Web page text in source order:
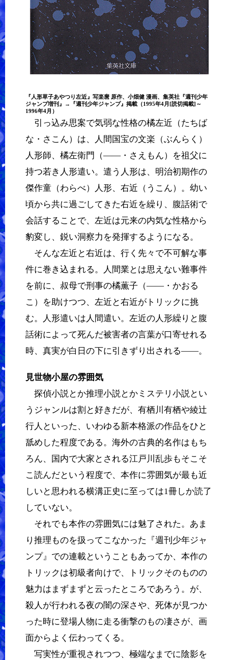
『人形草子あやつり左近 』 写楽麿 原作、 小畑健 漫画、集英社『週刊少年
ジャンプ増刊』→『週刊少年ジャンプ』掲載（1995年4月[読切掲載]～
1996年4月）
引っ込み思案で気弱な性格の橘左近（たちば
な・さこん）は、人間国宝の文楽（ぶんらく）
人形師、橘左衛門（――・さえもん）を祖父に
持つ若き人形遣い。遣う人形は、明治初期作の
傑作童（わらべ）人形、右近（うこん）。幼い
頃から共に過ごしてきた右近を繰り、腹話術で
会話することで、左近は元来の内気な性格から
豹変し、鋭い洞察力を発揮するようになる。
そんな左近と右近は、行く先々で不可解な事
件に巻き込まれる。人間業とは思えない難事件
を前に、叔母で刑事の橘薫子（――・かおる
こ）を助けつつ、左近と右近がトリックに挑
む。人形遣いは人間遣い。左近の人形繰りと腹
話術によって死んだ被害者の言葉が口寄せれる
時、真実が白日の下に引きずり出される――。
見世物小屋の雰囲気
探偵小説とか推理小説とかミステリ小説とい
うジャンルは割と好きだが、有栖川有栖や綾辻
行人といった、いわゆる新本格派の作品をひと
舐めした程度である。海外の古典的名作はもち
ろん、国内で大家とされる江戸川乱歩もそこそ
こ読んだという程度で、本作に雰囲気が最も近
しいと思われる横溝正史に至っては1冊しか読了
していない。
それでも本作の雰囲気には魅了された。あま
り推理ものを扱ってこなかった『週刊少年ジャ
ンプ』での連載ということもあってか、本作の
トリックは初級者向けで、トリックそのものの
魅力はまずまずと云ったところであろう。が、
殺人が行われる夜の闇の深さや、死体が見つか
った時に登場人物に走る衝撃のもの凄さが、画
面からよく伝わってくる。
写実性が重視されつつ、極端なまでに陰影を